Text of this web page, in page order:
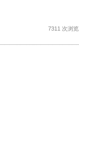
7311 次浏览